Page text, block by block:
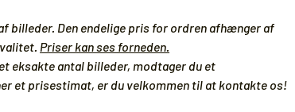
billeder. Den endelige pris for ordren afhænger af
Priser kan ses forneden.
eksakte antal billeder, modtager du et
et prisestimat, er du velkommen til at kontakte os!